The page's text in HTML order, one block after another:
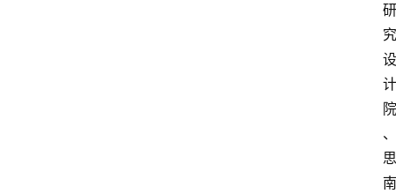
研
究
设
计
院
、
思
南